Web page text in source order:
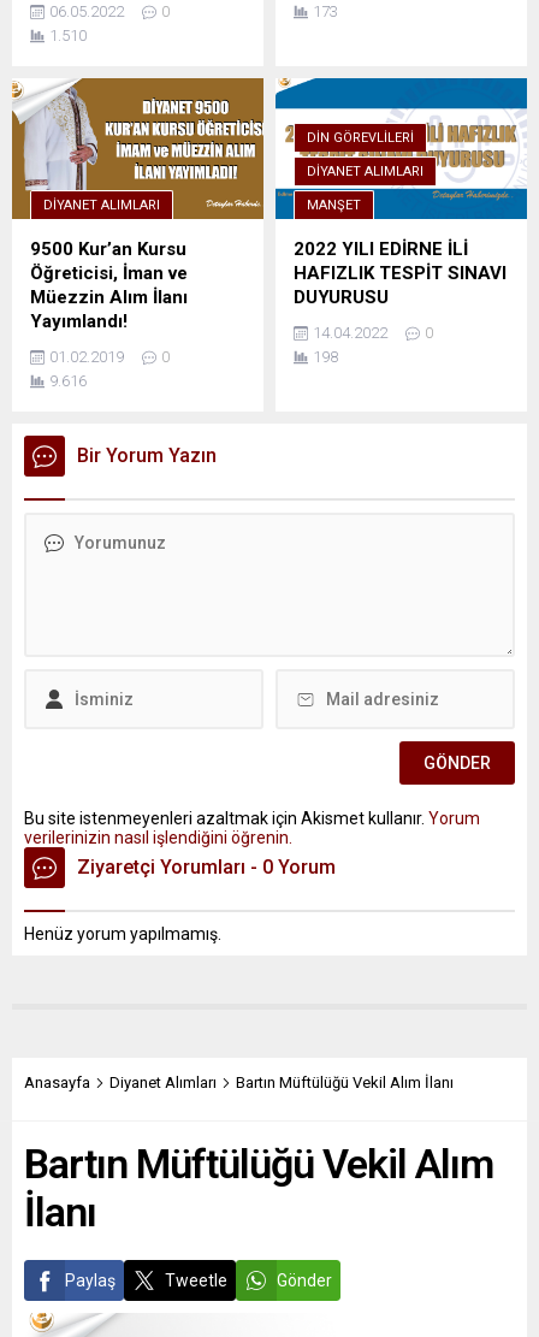
06.05.2022
0
1.510
173
DIYANET ALIMLARI
9500 Kur’an Kursu
Öğreticisi, İman ve
Müezzin Alım İlanı
Yayımlandı!
01.02.2019
0
9.616
DIN GÖREVLILERI
DIYANET ALIMLARI
MANŞET
2022 YILI EDİRNE İLİ
HAFIZLIK TESPİT SINAVI
DUYURUSU
14.04.2022
0
198
Bir Yorum Yazın
Bu site istenmeyenleri azaltmak için Akismet kullanır. Yorum
verilerinizin nasıl işlendiğini öğrenin.
Ziyaretçi Yorumları - 0 Yorum
Henüz yorum yapılmamış.
Anasayfa Diyanet Alımları Bartın Müftülüğü Vekil Alım İlanı
Bartın Müftülüğü Vekil Alım
İlanı
Paylaş Tweetle Gönder